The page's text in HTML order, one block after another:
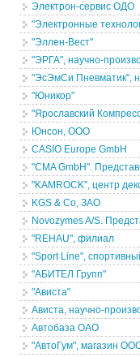
Электрон-сервис ОДО
"Электронные
"Эллен-Вест"
"ЭРГА", научно-
"ЭсЭмСи Пневматик",
"Юникор"
"Ярославский
Юнсон, ООО
CASIO Europe GmbH
"CMA GmbH".
"KAMROCK", центр
KGS & Co, ЗАО
Novozymes A/S.
"REHAU", филиал
"Sport Line",
"АБИТЕЛ Групп"
"Ависта"
Ависта, научно-
Автобаза ОАО
"АвтоГум", магазин